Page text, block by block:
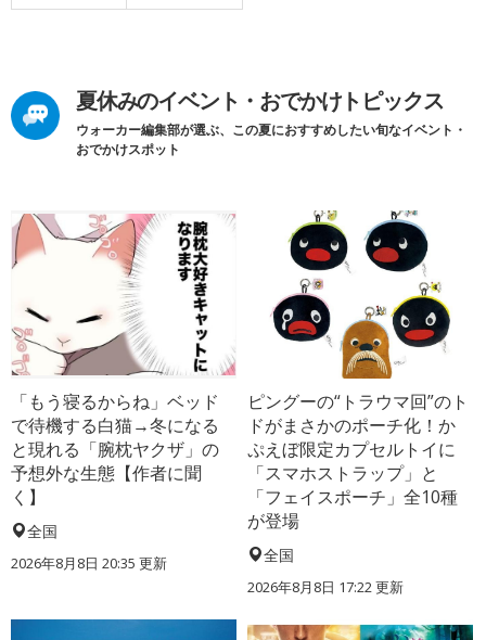
夏休みのイベント・おでかけトピックス
ウォーカー編集部が選ぶ、この夏におすすめしたい旬なイベント・
おでかけスポット
「もう寝るからね」ベッド
で待機する白猫→冬になる
と現れる「腕枕ヤクザ」の
予想外な生態【作者に聞
く】
全国
2026年8月8日 20:35 更新
ピングーの“トラウマ回”のト
ドがまさかのポーチ化！か
ぷえぼ限定カプセルトイに
「スマホストラップ」と
「フェイスポーチ」全10種
が登場
全国
2026年8月8日 17:22更新